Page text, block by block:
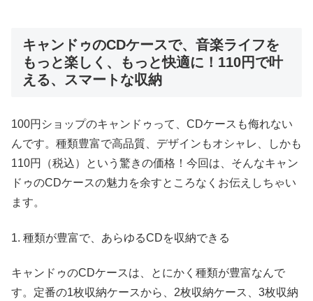
キャンドゥのCDケースで、音楽ライフを
もっと楽しく、もっと快適に！110円で叶
える、スマートな収納
100円ショップのキャンドゥって、CDケースも侮れない
んです。種類豊富で高品質、デザインもオシャレ、しかも
110円（税込）という驚きの価格！今回は、そんなキャン
ドゥのCDケースの魅力を余すところなくお伝えしちゃい
ます。
1. 種類が豊富で、あらゆるCDを収納できる
キャンドゥのCDケースは、とにかく種類が豊富なんで
す。定番の1枚収納ケースから、2枚収納ケース、3枚収納